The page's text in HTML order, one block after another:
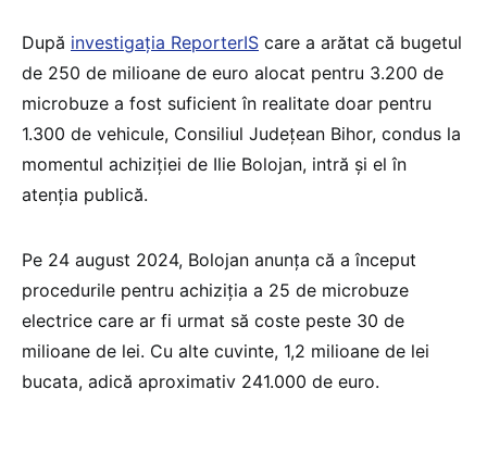
După investigația ReporterIS care a arătat că bugetul
de 250 de milioane de euro alocat pentru 3.200 de
microbuze a fost suficient în realitate doar pentru
1.300 de vehicule, Consiliul Județean Bihor, condus la
momentul achiziției de Ilie Bolojan, intră și el în
atenția publică.
Pe 24 august 2024, Bolojan anunța că a început
procedurile pentru achiziția a 25 de microbuze
electrice care ar fi urmat să coste peste 30 de
milioane de lei. Cu alte cuvinte, 1,2 milioane de lei
bucata, adică aproximativ 241.000 de euro.